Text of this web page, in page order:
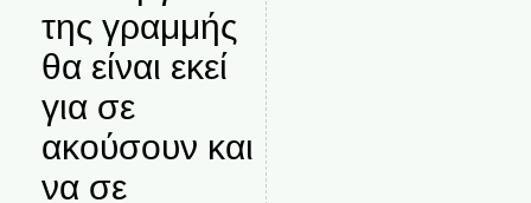
της γραμμής
θα είναι εκεί
για σε
ακούσουν και
να σε